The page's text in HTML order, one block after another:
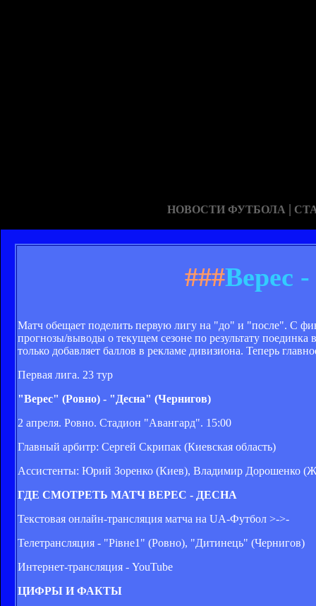
НОВОСТИ ФУТБОЛА |
###Верес
Матч обещает поделить первую лигу на "до" и "после". С
прогнозы/выводы о текущем сезоне по результату
только добавляет баллов в рекламе дивизиона. Теперь
Первая лига. 23 тур
"Верес" (Ровно) - "Десна" (Чернигов)
2 апреля. Ровно. Стадион "Авангард". 15:00
Главный арбитр: Сергей Скрипак (Киевская область)
Ассистенты: Юрий Зоренко (Киев), Владимир Дорошенко
ГДЕ СМОТРЕТЬ МАТЧ ВЕРЕС - ДЕСНА
Текстовая онлайн-трансляция матча на UA-Футбол >->-
Телетрансляция - "Рівне1" (Ровно), "Дитинець" (Чернигов)
Интернет-трансляция - YouTube
ЦИФРЫ И ФАКТЫ